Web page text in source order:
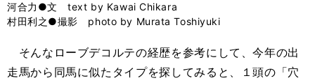
バ
河合力●文 text by Kawai Chikara
村田利之●撮影 photo by Murata Toshiyuki
そんなローブデコルテの経歴を参考にして、今年の出
走馬から同馬に似たタイプを探してみると、１頭の「穴